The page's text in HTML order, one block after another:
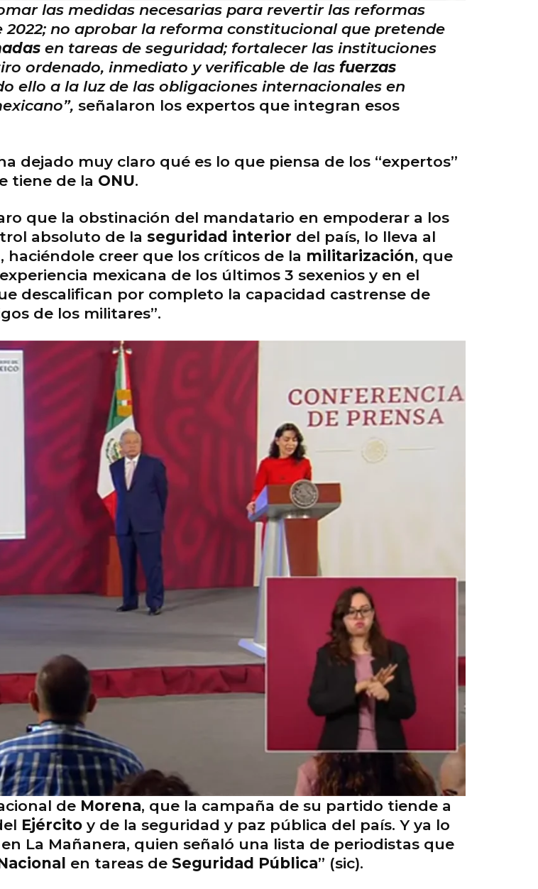
las medidas necesarias para revertir las reformas
no aprobar la reforma constitucional que pretende
en tareas de seguridad; fortalecer las instituciones
ordenado, inmediato y verificable de las fuerzas
ello a la luz de las obligaciones internacionales en
señalaron los expertos que integran esos
dejado muy claro qué es lo que piensa de los “expertos”
tiene de la ONU.
que la obstinación del mandatario en empoderar a los
absoluto de la seguridad interior del país, lo lleva al
creer que los críticos de la militarización, que
mexicana de los últimos 3 sexenios y en el
descalifican por completo la capacidad castrense de
de los militares”.
de Morena, que la campaña de su partido tiende a
Ejército y de la seguridad y paz pública del país. Y ya lo
La Mañanera, quien señaló una lista de periodistas que
en tareas de Seguridad Pública” (sic).